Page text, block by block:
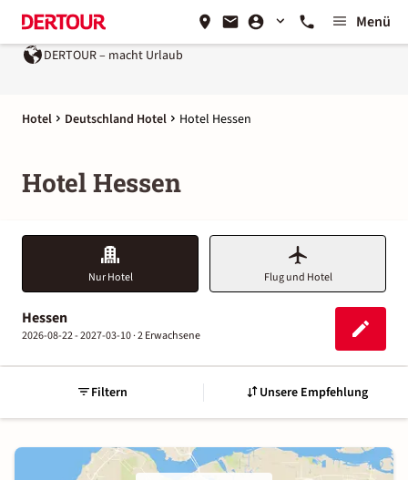
Menü
DERTOUR – macht Urlaub
Hotel Deutschland Hotel Hotel Hessen
Hotel Hessen
Nur Hotel Flug und Hotel
Hessen
2026-08-22 - 2027-03-10 ·2 Erwachsene
Filtern Unsere Empfehlung